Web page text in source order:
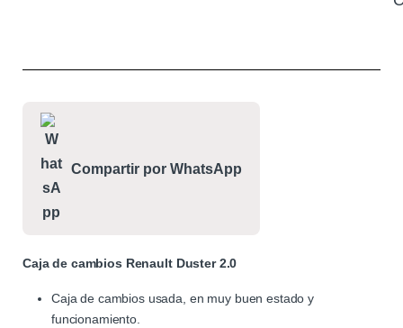
Compartir por WhatsApp
Caja de cambios Renault Duster 2.0
Caja de cambios usada, en muy buen estado y
funcionamiento.